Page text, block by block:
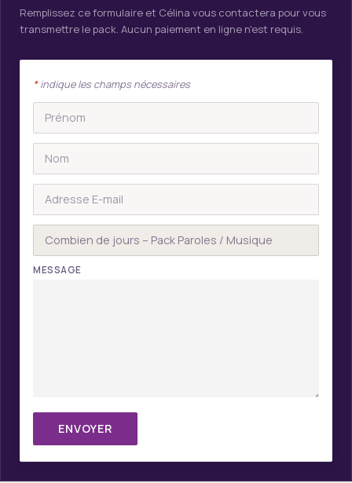
Remplissez ce formulaire et Célina vous contactera pour vous
transmettre le pack. Aucun paiement en ligne n'est requis.
*indique les champs nécessaires
MESSAGE